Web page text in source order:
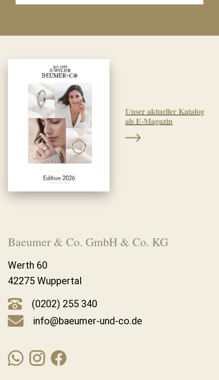
Unser aktueller Katalog
als E-Magazin
Baeumer & Co. GmbH & Co. KG
Werth 60
42275 Wuppertal
(0202) 255 340
info@baeumer-und-co.de